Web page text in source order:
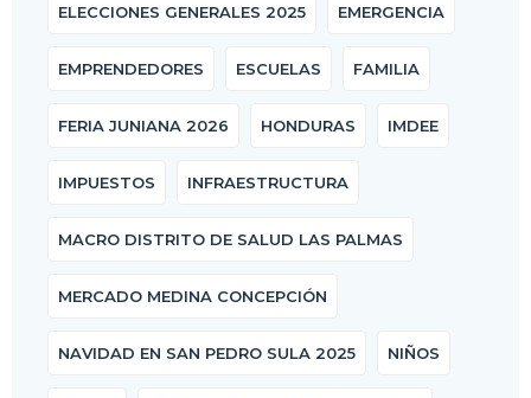
ELECCIONES GENERALES 2025 EMERGENCIA
EMPRENDEDORES ESCUELAS FAMILIA
FERIA JUNIANA 2026 HONDURAS IMDEE
IMPUESTOS INFRAESTRUCTURA
MACRO DISTRITO DE SALUD LAS PALMAS
MERCADO MEDINA CONCEPCIÓN
NAVIDAD EN SAN PEDRO SULA 2025 NIÑOS